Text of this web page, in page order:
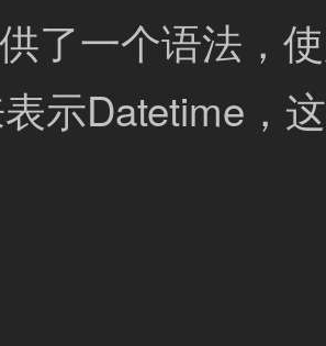
了一个语法，
示Datetime，